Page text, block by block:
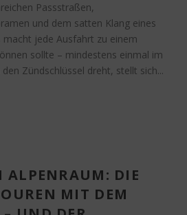
Passstraßen,
und dem satten Klang eines
jede Ausfahrt zu einem
sollte – mindestens einmal im
Zündschlüssel dreht, stellt sich...
DIE S
MIT DEM S